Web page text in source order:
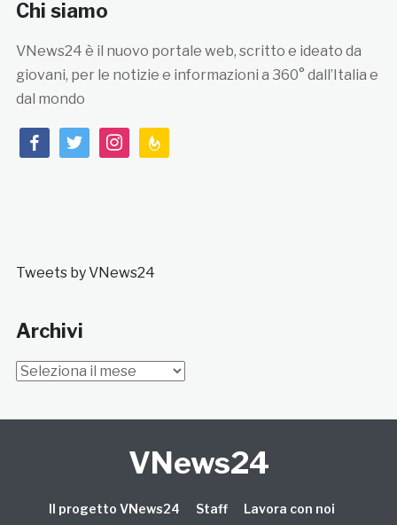
Chi siamo
VNews24 è il nuovo portale web, scritto e ideato da
giovani, per le notizie e informazioni a 360° dall’Italia e
dal mondo
facebooktwitterinstagramfeedburner
Tweets by VNews24
Archivi
Archivi
VNews24
Il progetto VNews24 Staff Lavora con noi